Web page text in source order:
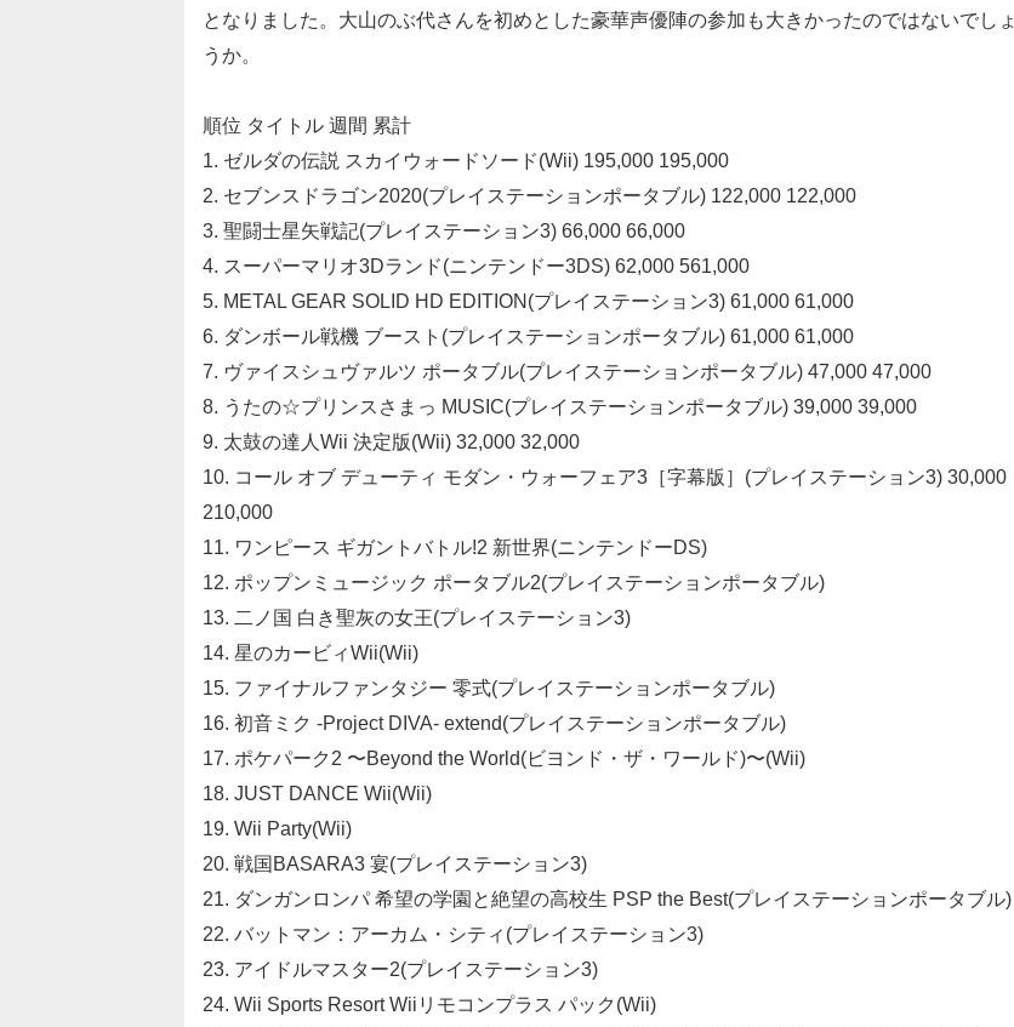
となりました。大山のぶ代さんを初めとした豪華声優陣の参加も大きかったのではないでしょ
うか。
順位 タイトル 週間 累計
1. ゼルダの伝説 スカイウォードソード(Wii) 195,000 195,000
2. セブンスドラゴン2020(プレイステーションポータブル) 122,000 122,000
3. 聖闘士星矢戦記(プレイステーション3) 66,000 66,000
4. スーパーマリオ3Dランド(ニンテンドー3DS) 62,000 561,000
5. METAL GEAR SOLID HD EDITION(プレイステーション3) 61,000 61,000
6. ダンボール戦機 ブースト(プレイステーションポータブル) 61,000 61,000
7. ヴァイスシュヴァルツ ポータブル(プレイステーションポータブル) 47,000 47,000
8. うたの☆プリンスさまっ MUSIC(プレイステーションポータブル) 39,000 39,000
9. 太鼓の達人Wii 決定版(Wii) 32,000 32,000
10. コール オブ デューティ モダン・ウォーフェア3［字幕版］(プレイステーション3) 30,000
210,000
11. ワンピース ギガントバトル!2 新世界(ニンテンドーDS)
12. ポップンミュージック ポータブル2(プレイステーションポータブル)
13. 二ノ国 白き聖灰の女王(プレイステーション3)
14. 星のカービィWii(Wii)
15. ファイナルファンタジー 零式(プレイステーションポータブル)
16. 初音ミク ‐Project DIVA‐ extend(プレイステーションポータブル)
17. ポケパーク2 〜Beyond the World(ビヨンド・ザ・ワールド)〜(Wii)
18. JUST DANCE Wii(Wii)
19. Wii Party(Wii)
20. 戦国BASARA3 宴(プレイステーション3)
21. ダンガンロンパ 希望の学園と絶望の高校生 PSP the Best(プレイステーションポータブル)
22. バットマン：アーカム・シティ(プレイステーション3)
23. アイドルマスター2(プレイステーション3)
24. Wii Sports Resort Wiiリモコンプラス パック(Wii)